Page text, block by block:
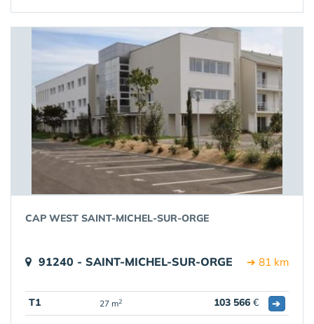
CAP WEST SAINT-MICHEL-SUR-ORGE
91240 - SAINT-MICHEL-SUR-ORGE ➔ 81 km
T1 27 m2 103 566 € ➔